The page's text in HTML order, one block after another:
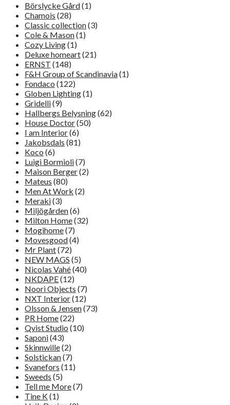
Börslycke Gård(1)
Chamois (28)
Classic collection(3)
Cole & Mason(1)
Cozy Living(1)
Deluxe homeart(21)
ERNST (148)
F&H Group of Scandinavia(1)
Fondaco (122)
Globen Lighting(1)
Gridelli(9)
Hallbergs Belysning(62)
House Doctor(50)
I am Interior(6)
Jakobsdals (81)
Koco (6)
Luigi Bormioli(7)
Maison Berger(2)
Mateus (80)
Men At Work (2)
Meraki(3)
Miljögården(6)
Milton Home(32)
Mogihome(7)
Movesgood(4)
Mr Plant(72)
NEW MAGS (5)
Nicolas Vahé(40)
NKDAPE(12)
Noori Objects (7)
NXT Interior(12)
Olsson & Jensen(73)
PR Home(22)
Qvist Studio (10)
Saponi(43)
Skinnwille(2)
Solstickan(7)
Svanefors (11)
Sweeds (5)
Tell me More(7)
Tine K(1)